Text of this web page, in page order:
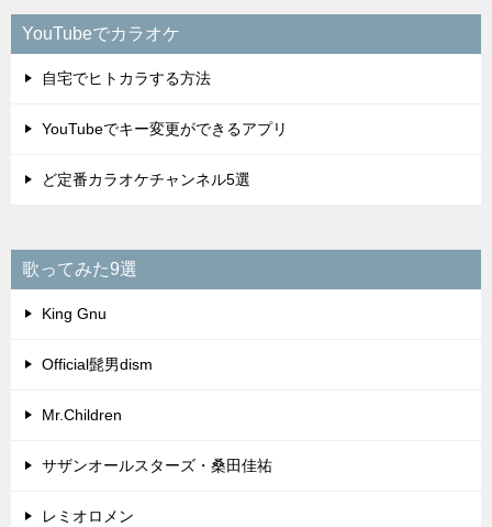
YouTubeでカラオケ
自宅でヒトカラする方法
YouTubeでキー変更ができるアプリ
ど定番カラオケチャンネル5選
歌ってみた9選
King Gnu
Official髭男dism
Mr.Children
サザンオールスターズ・桑田佳祐
レミオロメン